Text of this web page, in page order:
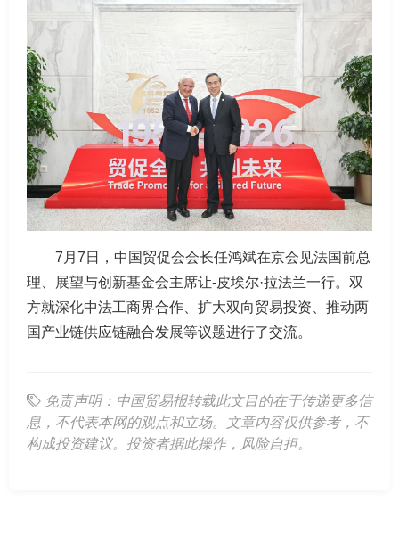
7月7日，中国贸促会会长任鸿斌在京会见法国前总
理、展望与创新基金会主席让-皮埃尔·拉法兰一行。双
方就深化中法工商界合作、扩大双向贸易投资、推动两
国产业链供应链融合发展等议题进行了交流。
免责声明：中国贸易报转载此文目的在于传递更多信
息，不代表本网的观点和立场。文章内容仅供参考，不
构成投资建议。投资者据此操作，风险自担。